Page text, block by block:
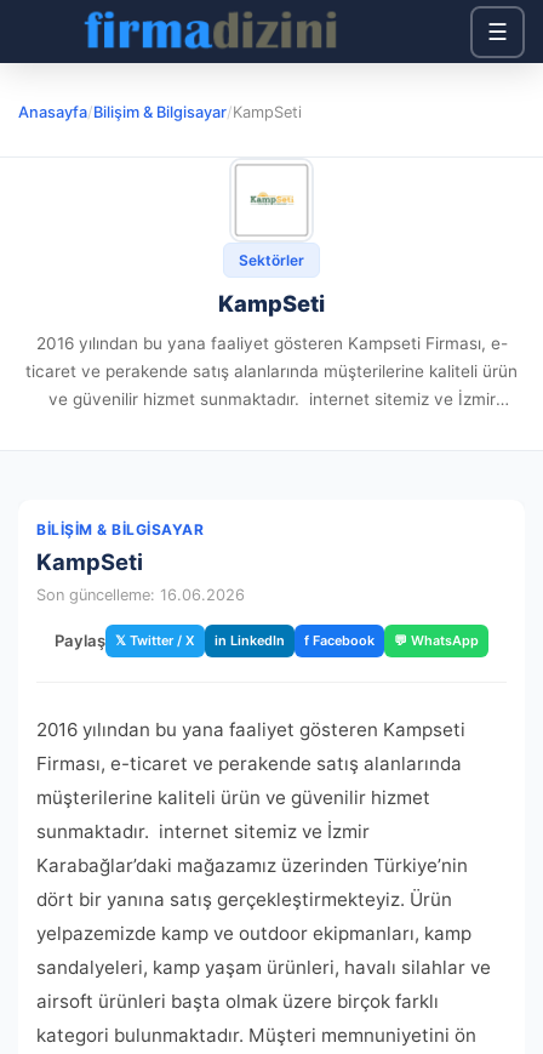
☰
Anasayfa/Bilişim & Bilgisayar/KampSeti
Sektörler
KampSeti
2016 yılından bu yana faaliyet gösteren Kampseti Firması, e-
ticaret ve perakende satış alanlarında müşterilerine kaliteli ürün
ve güvenilir hizmet sunmaktadır. internet sitemiz ve İzmir
BILIŞIM & BILGISAYAR
KampSeti
Son güncelleme: 16.06.2026
Paylaş 𝕏 Twitter / X in LinkedIn f Facebook 💬 WhatsApp
2016 yılından bu yana faaliyet gösteren Kampseti
Firması, e-ticaret ve perakende satış alanlarında
müşterilerine kaliteli ürün ve güvenilir hizmet
sunmaktadır. internet sitemiz ve İzmir
Karabağlar’daki mağazamız üzerinden Türkiye’nin
dört bir yanına satış gerçekleştirmekteyiz. Ürün
yelpazemizde kamp ve outdoor ekipmanları, kamp
sandalyeleri, kamp yaşam ürünleri, havalı silahlar ve
airsoft ürünleri başta olmak üzere birçok farklı
kategori bulunmaktadır. Müşteri memnuniyetini ön